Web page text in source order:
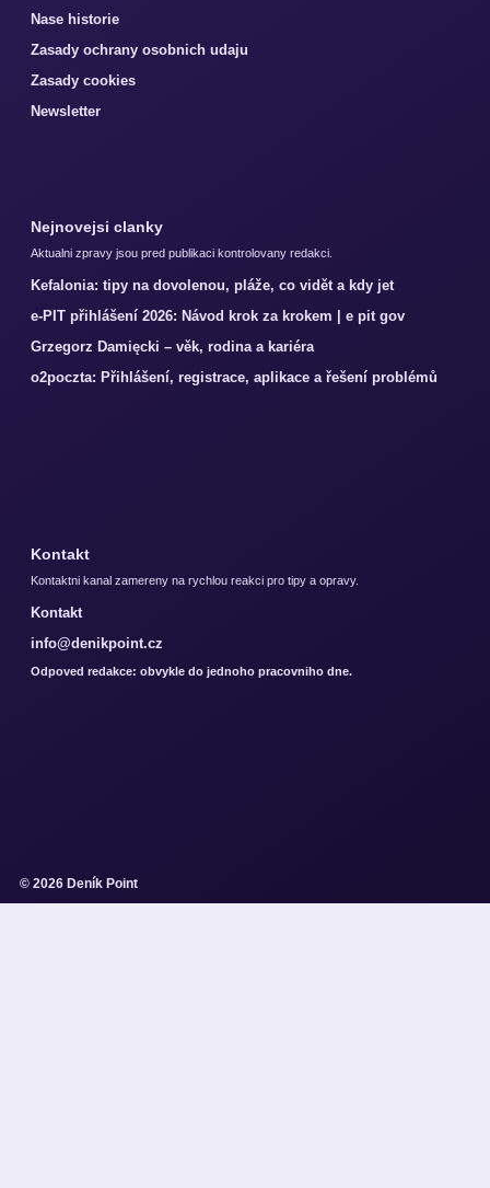
Nase historie
Zasady ochrany osobnich udaju
Zasady cookies
Newsletter
Nejnovejsi clanky
Aktualni zpravy jsou pred publikaci kontrolovany redakci.
Kefalonia: tipy na dovolenou, pláže, co vidět a kdy jet
e-PIT přihlášení 2026: Návod krok za krokem | e pit gov
Grzegorz Damięcki – věk, rodina a kariéra
o2poczta: Přihlášení, registrace, aplikace a řešení problémů
Kontakt
Kontaktni kanal zamereny na rychlou reakci pro tipy a opravy.
Kontakt
info@denikpoint.cz
Odpoved redakce: obvykle do jednoho pracovniho dne.
© 2026 Deník Point